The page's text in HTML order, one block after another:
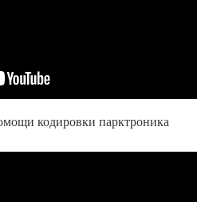
кодировки парктроника